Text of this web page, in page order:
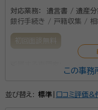
対応業務：
遺言書 / 遺産
銀行手続き / 戸籍収集 / 相
初回面談無料
この事務
並び替え: 標準 口コミ評価&